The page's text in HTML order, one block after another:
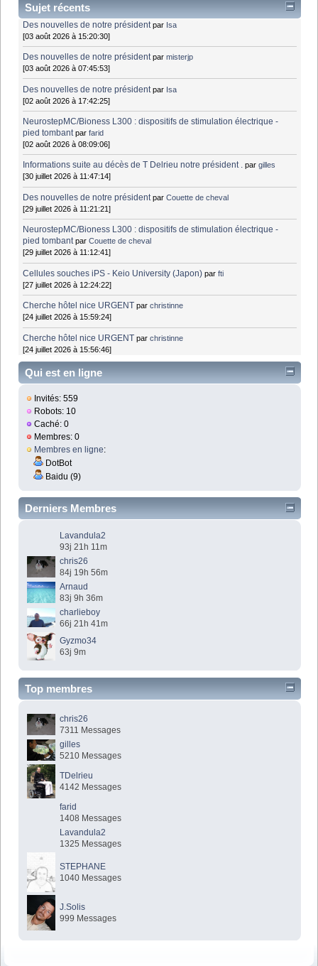
Sujet récents
Des nouvelles de notre président par Isa
[03 août 2026 à 15:20:30]
Des nouvelles de notre président parmisterjp
[03 août 2026 à 07:45:53]
Des nouvelles de notre président par Isa
[02 août 2026 à 17:42:25]
NeurostepMC/Bioness L300 : dispositifs de stimulation électrique -
pied tombant parfarid
[02 août 2026 à 08:09:06]
Informations suite au décès de T Delrieu notre président . pargilles
[30 juillet 2026 à 11:47:14]
Des nouvelles de notre président parCouette de cheval
[29 juillet 2026 à 11:21:21]
NeurostepMC/Bioness L300 : dispositifs de stimulation électrique -
pied tombant parCouette de cheval
[29 juillet 2026 à 11:12:41]
Cellules souches iPS - Keio University (Japon) parfti
[27 juillet 2026 à 12:24:22]
Cherche hôtel nice URGENT parchristinne
[24 juillet 2026 à 15:59:24]
Cherche hôtel nice URGENT parchristinne
[24 juillet 2026 à 15:56:46]
Qui est en ligne
Invités: 559
Robots: 10
Caché: 0
Membres: 0
Membres en ligne:
DotBot
Baidu (9)
Derniers Membres
Lavandula2
93j 21h 11m
chris26
84j 19h 56m
Arnaud
83j 9h 36m
charlieboy
66j 21h 41m
Gyzmo34
63j 9m
Top membres
chris26
7311 Messages
gilles
5210 Messages
TDelrieu
4142 Messages
farid
1408 Messages
Lavandula2
1325 Messages
STEPHANE
1040 Messages
J.Solis
999 Messages